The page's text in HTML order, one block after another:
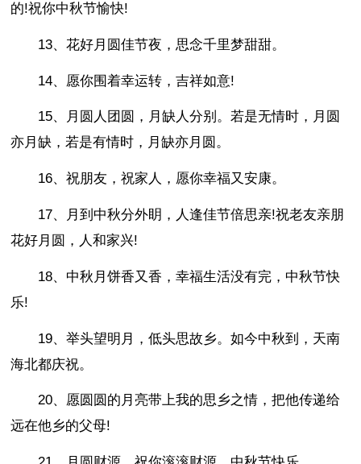
的!祝你中秋节愉快!
13、花好月圆佳节夜，思念千里梦甜甜。
14、愿你围着幸运转，吉祥如意!
15、月圆人团圆，月缺人分别。若是无情时，月圆
亦月缺，若是有情时，月缺亦月圆。
16、祝朋友，祝家人，愿你幸福又安康。
17、月到中秋分外眀，人逢佳节倍思亲!祝老友亲朋
花好月圆，人和家兴!
18、中秋月饼香又香，幸福生活没有完，中秋节快
乐!
19、举头望明月，低头思故乡。如今中秋到，天南
海北都庆祝。
20、愿圆圆的月亮带上我的思乡之情，把他传递给
远在他乡的父母!